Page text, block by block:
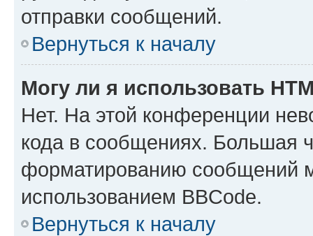
отправки сообщений.
Вернуться к началу
Могу ли я использовать
Нет. На этой конференции
кода в сообщениях. Большая
форматированию сообщений
использованием BBCode.
Вернуться к началу